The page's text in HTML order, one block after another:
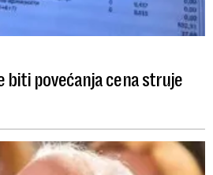
biti povećanja cena struje